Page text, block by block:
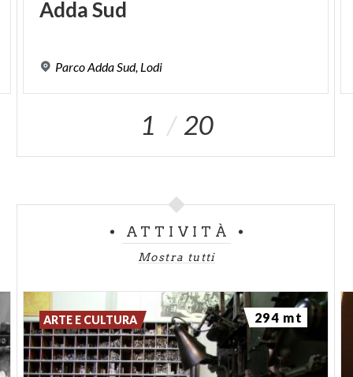
AddaSud
ParcoAdda Sud, Lodi
1 20
ATTIVITÀ
Mostra tutti
ARTE E CULTURA 294 mt